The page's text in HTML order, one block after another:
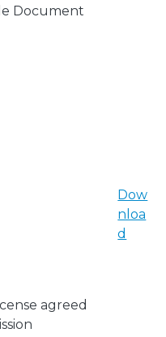
Document
agreed
Dow
nloa
d